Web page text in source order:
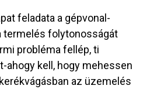
feladata a gépvonal-
termelés folytonosságát
probléma fellép, ti
ahogy kell, hogy mehessen
az üzemelés